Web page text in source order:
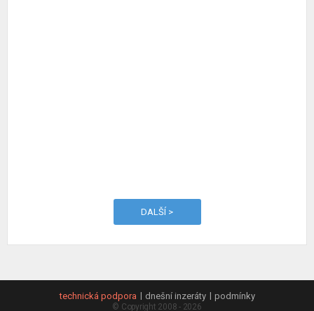
DALŠÍ >
technická podpora dnešní inzeráty podmínky
© Copyright 2008 - 2026